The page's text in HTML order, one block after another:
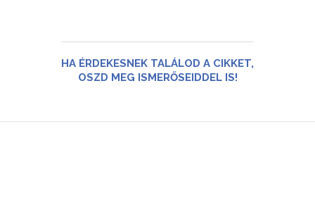
HA ÉRDEKESNEK TALÁLOD A CIKKET,
OSZD MEG ISMERŐSEIDDEL IS!